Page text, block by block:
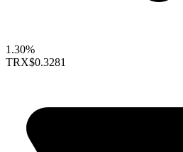
1.30%
TRX$0.3281